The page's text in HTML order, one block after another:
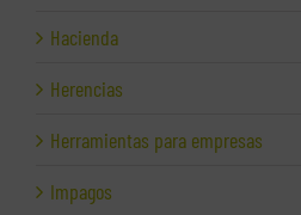
Hacienda
Herencias
Herramientas para empresas
Impagos